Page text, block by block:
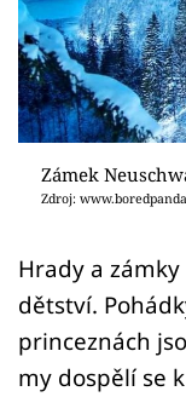
Sex a vztahy
Videa
Sledujte
Přihlášení
Sledujte nás
Zámek
Zdroj:
Hrady a
dětství.
princeznách
my dospělí se